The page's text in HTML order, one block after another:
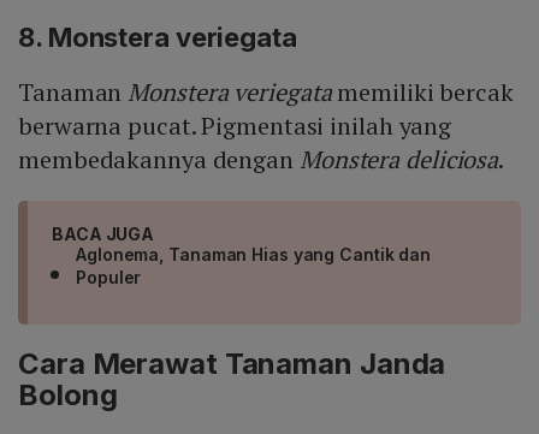
8. Monstera veriegata
Tanaman Monstera veriegatamemiliki bercak
berwarna pucat. Pigmentasi inilah yang
membedakannya dengan Monstera deliciosa.
BACA JUGA
Aglonema, Tanaman Hias yang Cantik dan
Populer
Cara Merawat Tanaman Janda
Bolong